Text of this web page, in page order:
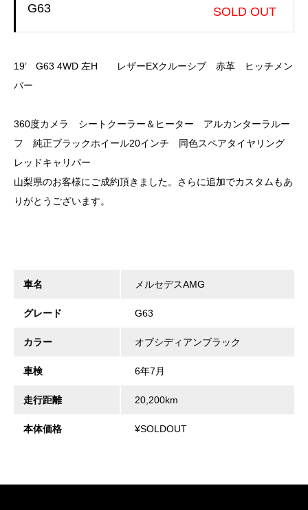
G63 SOLD OUT
19’ G63 4WD 左H レザーEXクルーシブ 赤革 ヒッチメン
バー
360度カメラ シートクーラー＆ヒーター アルカンターラルー
フ 純正ブラックホイール20インチ 同色スペアタイヤリング
レッドキャリパー
山梨県のお客様にご成約頂きました。さらに追加でカスタムもあ
りがとうございます。
車名 メルセデスAMG
グレード G63
カラー オブシディアンブラック
車検 6年7月
走行距離 20,200km
本体価格 ¥SOLDOUT